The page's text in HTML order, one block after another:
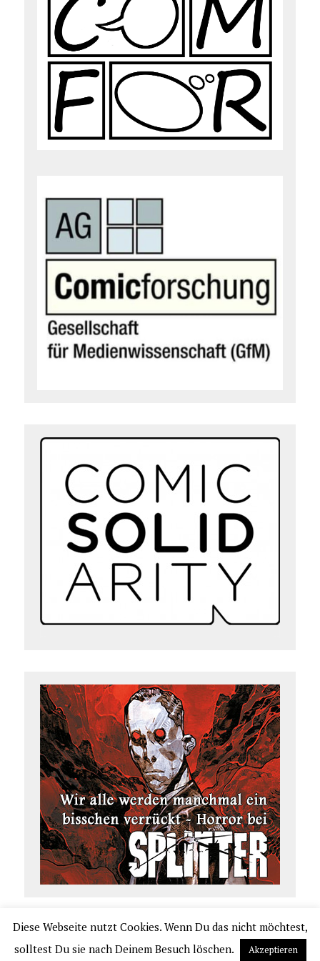
COPYRIGHT 2026 | COMIC.DE
Diese Webseite nutzt Cookies. Wenn Du das nicht möchtest,
solltest Du sie nach Deinem Besuch löschen.
Akzeptieren